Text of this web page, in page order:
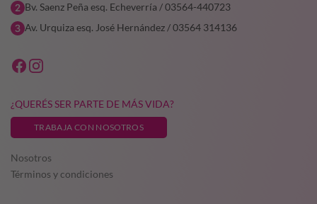
Bv. Saenz Peña esq. Echeverría / 03564-440723
Av. Urquiza esq. José Hernández / 03564 314136
¿QUERÉS SER PARTE DE MÁS VIDA?
TRABAJA CON NOSOTROS
Nosotros
Términos y condiciones